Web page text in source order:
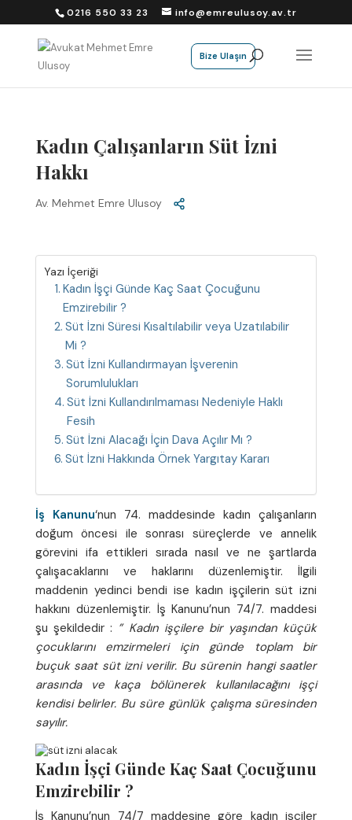
0216 550 33 23 info@emreulusoy.av.tr
Bize Ulaşın
Kadın Çalışanların Süt İzni
Hakkı
Av. Mehmet Emre Ulusoy
Yazı İçeriği
Kadın İşçi Günde Kaç Saat Çocuğunu
Emzirebilir ?
Süt İzni Süresi Kısaltılabilir veya Uzatılabilir
Mi ?
Süt İzni Kullandırmayan İşverenin
Sorumlulukları
Süt İzni Kullandırılmaması Nedeniyle Haklı
Fesih
Süt İzni Alacağı İçin Dava Açılır Mı ?
Süt İzni Hakkında Örnek Yargıtay Kararı
İş Kanunu‘nun 74. maddesinde kadın çalışanların
doğum öncesi ile sonrası süreçlerde ve annelik
görevini ifa ettikleri sırada nasıl ve ne şartlarda
çalışacaklarını ve haklarını düzenlemiştir. İlgili
maddenin yedinci bendi ise kadın işçilerin süt izni
hakkını düzenlemiştir. İş Kanunu’nun 74/7. maddesi
şu şekildedir : ” Kadın işçilere bir yaşından küçük
çocuklarını emzirmeleri için günde toplam bir
buçuk saat süt izni verilir. Bu sürenin hangi saatler
arasında ve kaça bölünerek kullanılacağını işçi
kendisi belirler. Bu süre günlük çalışma süresinden
sayılır.
Kadın İşçi Günde Kaç Saat Çocuğunu
Emzirebilir ?
İş Kanunu’nun 74/7 maddesine göre kadın işçiler